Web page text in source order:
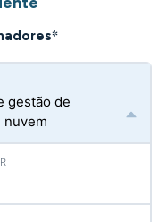
*
gestão de
nuvem